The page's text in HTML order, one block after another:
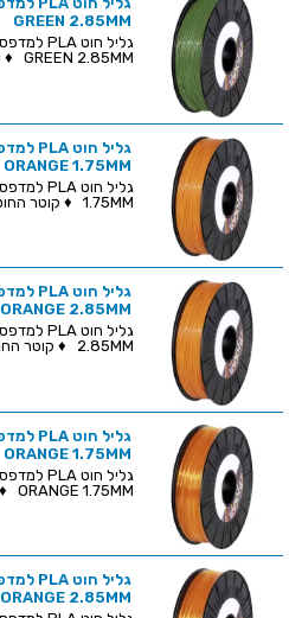
GREEN 2.85MM
GREEN 2.85MM ♦ קוטר החוט : 2.85 מ''מ ♦ כמות ...
ORANGE 1.75MM
1.75MM ♦ קוטר החוט : 1.75 מ''מ ♦ כמות בגלי...
ORANGE 2.85MM
2.85MM ♦ קוטר החוט : 2.85 מ''מ ♦ כמות בגלי...
ORANGE 1.75MM
ORANGE 1.75MM ♦ קוטר החוט : 1.75 מ''מ ♦ כמות ...
ORANGE 2.85MM